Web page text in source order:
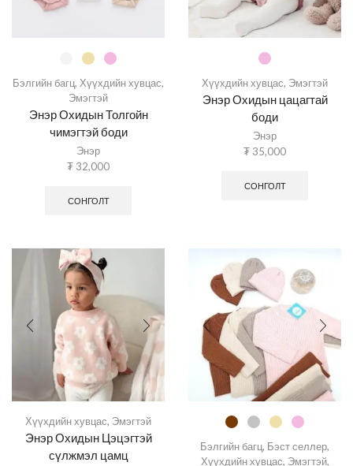
Бэлгийн багц, Хүүхдийн хувцас,
Эмэгтэй
Энэр Охидын Толгойн
чимэгтэй боди
Энэр
₮ 32,000
СОНГОЛТ
Хүүхдийн хувцас, Эмэгтэй
Энэр Охидын цацагтай
боди
Энэр
₮ 35,000
СОНГОЛТ
Хүүхдийн хувцас, Эмэгтэй
Энэр Охидын Цэцэгтэй
сүлжмэл цамц
Бэлгийн багц, Бэст селлер,
Хүүхдийн хувцас, Эмэгтэй,